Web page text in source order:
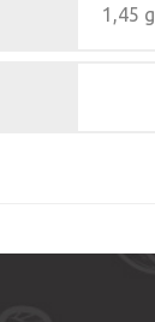
1,45 g